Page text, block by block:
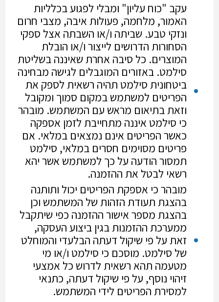
עקב "כוח עליון" ומבלי לפגוע בכלליות
האמור, מלחמה, פעולות איבה, מצבי חרום
ונזקי טבע. שביתה ו/או השבתה אצל ספקי
הסחורות הדרושים לייצור ו/או הובלת
המוצרים. כל סיבה אחרת שאיננה בשליטת
סילמט. באזורים המוגבלים לגישה מבחינה
ביטחונית סילמט תהיה רשאית לספק את
הפריטים למשתמש במקום סמוך ומקובל
וזאת בתיאום מראש עם המשתמש. מובהר
כי סילמט איננה מתחייבת לזמן אספקה
כאשר הפריטים אינם נמצאים במלאי. אם
פריטים מסוימים חסרים במלאי, סילמט
תמסור הודעה על כך למשתמש אשר יהא
רשאי לבטל את ההזמנה.
מובהר כי אספקת הפריטים יכול ותותנה
בהצגת תעודת הזהות של המשתמש וכן
בהצגת מספר אישור ההזמנה כפי שיתקבל
ממערכת ההזמנות בגין ביצוע העסקה,
זאת על פי שיקול דעתה הבלעדי והמוחלט
של סילמט. מוסכם כי סילמט ו/או מי
מטעמה תהא רשאית לדרוש כל אמצעי
זיהוי נוסף, על פי שיקול דעתה, כתנאי
למסירת הפריטים לידי המשתמש.